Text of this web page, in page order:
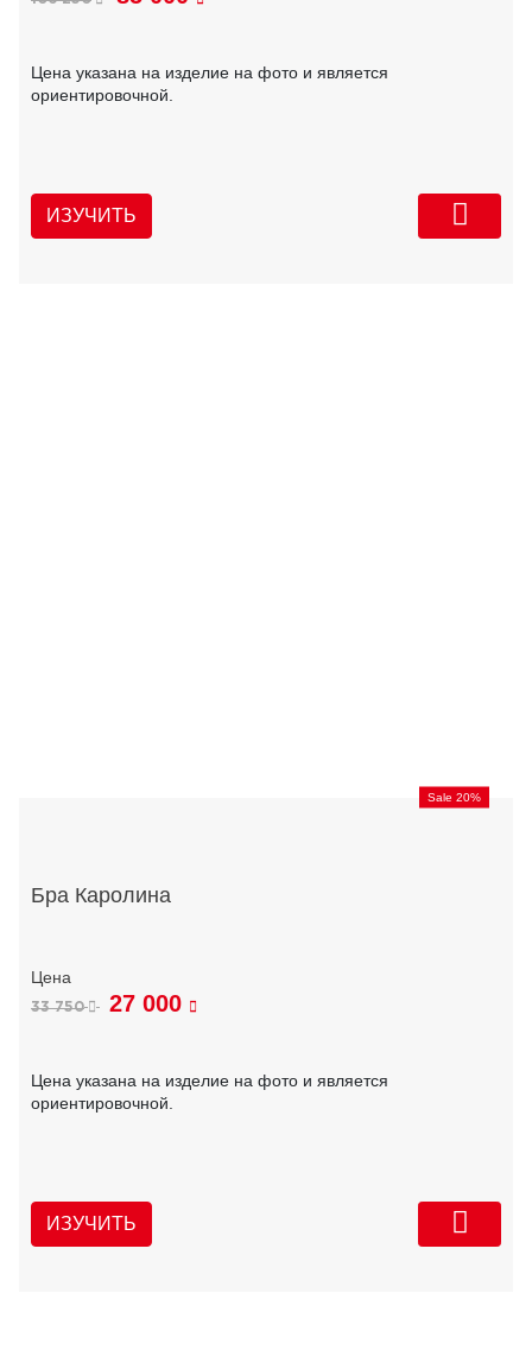
Цена указана на изделие на фото и является
ориентировочной.
ИЗУЧИТЬ
Sale 20%
Бра Каролина
33 750 27 000
Цена указана на изделие на фото и является
ориентировочной.
ИЗУЧИТЬ